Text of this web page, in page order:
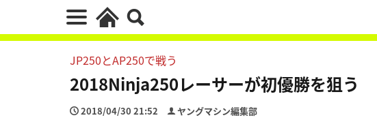
JP250とAP250で戦う
2018Ninja250レーサーが初優勝を狙う
2018/04/30 21:52 ヤングマシン編集部